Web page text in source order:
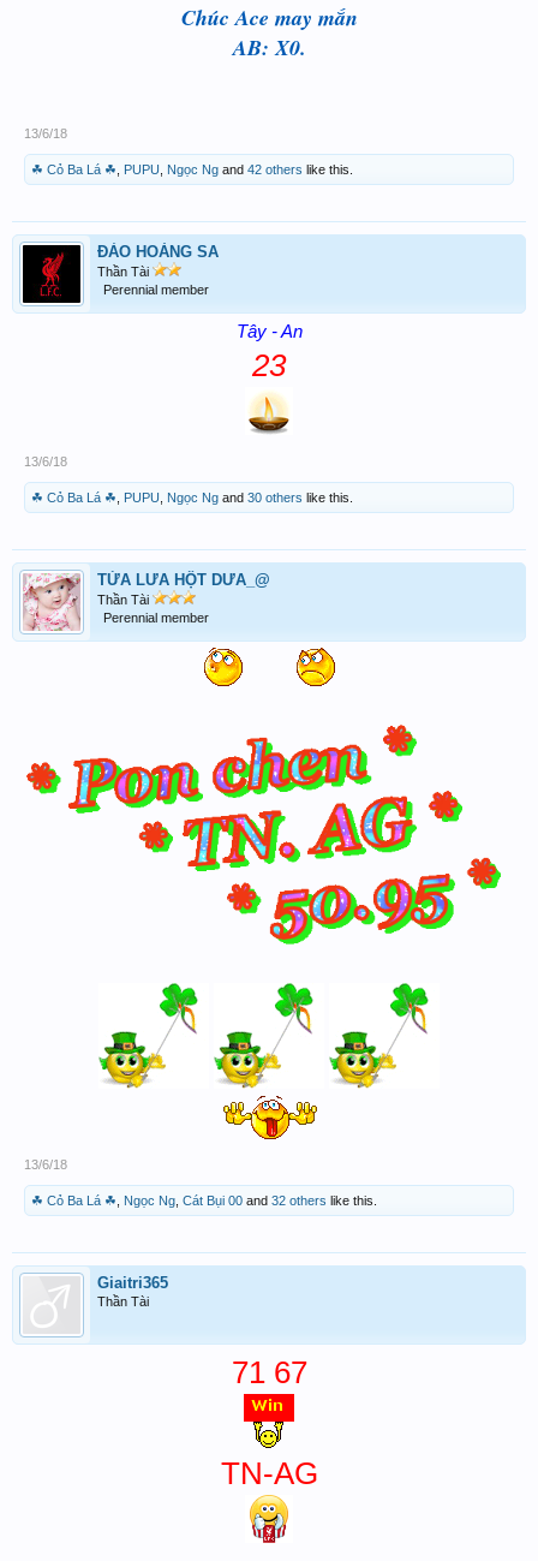
Chúc Ace may mắn
AB: X0.
13/6/18
☘ Cỏ Ba Lá ☘ PUPU Ngọc Ng and 42 others like this.
ĐẢO HOÀNG SA
Thần Tài
Perennial member
Tây - An
23
13/6/18
☘ Cỏ Ba Lá ☘ PUPU Ngọc Ng and 30 others like this.
TỪA LƯA HỘT DƯA_@
Thần Tài
Perennial member
13/6/18
☘ Cỏ Ba Lá ☘ Ngọc Ng Cát Bụi 00 and 32 others like this.
Giaitri365
Thần Tài
71 67
TN-AG